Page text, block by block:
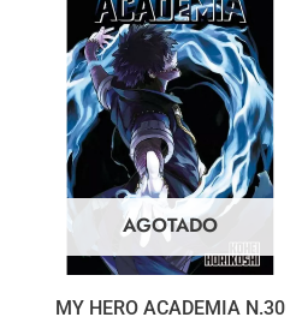
AGOTADO
MY HERO ACADEMIA N.30